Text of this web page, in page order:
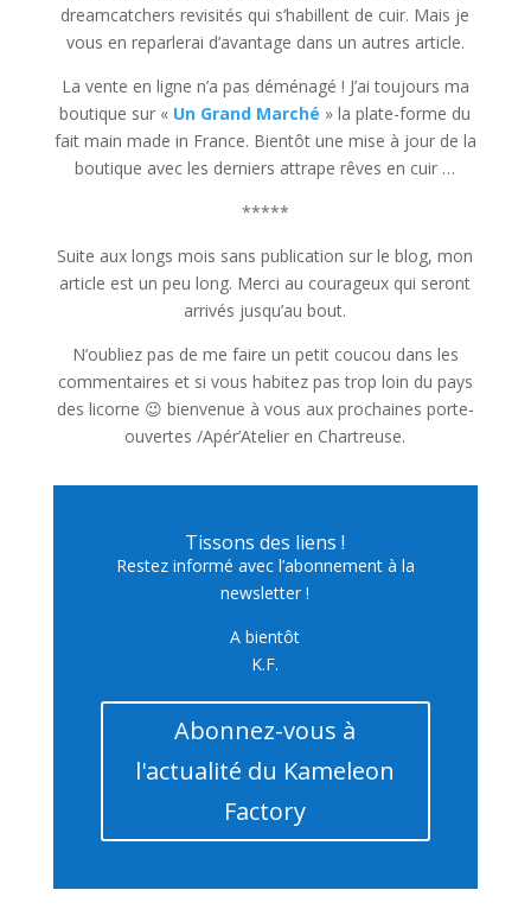
dreamcatchers revisités qui s’habillent de cuir. Mais je
vous en reparlerai d’avantage dans un autres article.
La vente en ligne n’a pas déménagé ! J’ai toujours ma
boutique sur « Un Grand Marché » la plate-forme du
fait main made in France. Bientôt une mise à jour de la
boutique avec les derniers attrape rêves en cuir …
*****
Suite aux longs mois sans publication sur le blog, mon
article est un peu long. Merci au courageux qui seront
arrivés jusqu’au bout.
N’oubliez pas de me faire un petit coucou dans les
commentaires et si vous habitez pas trop loin du pays
des licorne 😉 bienvenue à vous aux prochaines porte-
ouvertes /Apér’Atelier en Chartreuse.
Tissons des liens !
Restez informé avec l’abonnement à la
newsletter !
A bientôt
K.F.
Abonnez-vous à
l'actualité du Kameleon
Factory